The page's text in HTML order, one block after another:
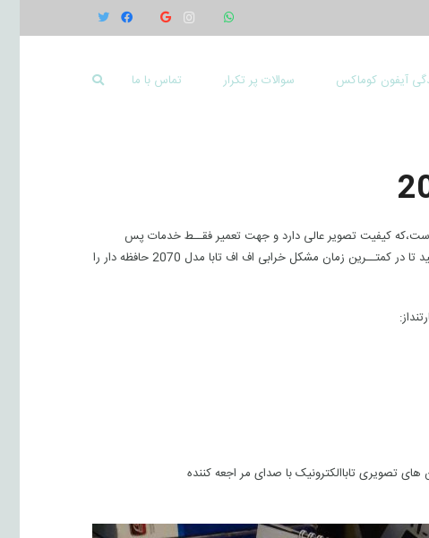
آیفون کوماکس سوالات پر تکرار تماس با ما
کیفیت تصویر عالی دارد و جهت تعمیر فقــط خدمات پس
ازفروش تابا{22563122الی77227205}داخلی تعمیرات تابا را شمارگیری کنید تا در کمتــرین زمان مشکل خرابی اف اف تابا مدل 2070 حافظه دار را
فیلم درب بتزکن های تصویری تاباالکترونیک با صدای مر اجعه کننده